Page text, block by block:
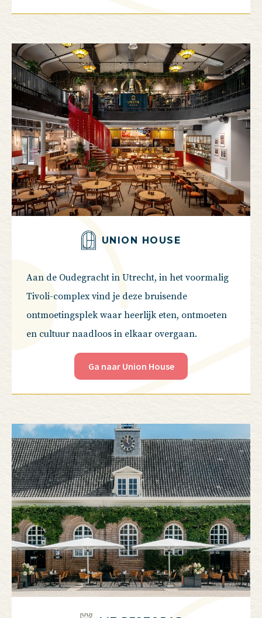
UNION HOUSE
Aan de Oudegracht in Utrecht, in het voormalig
Tivoli-complex vind je deze bruisende
ontmoetingsplek waar heerlijk eten, ontmoeten
en cultuur naadloos in elkaar overgaan.
Ga naar Union House